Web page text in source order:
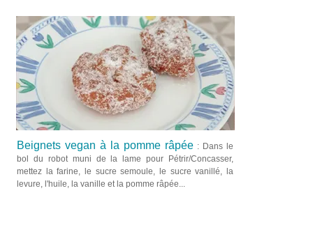
Beignets vegan à la pomme râpée : Dans le
bol du robot muni de la lame pour Pétrir/Concasser,
mettez la farine, le sucre semoule, le sucre vanillé, la
levure, l'huile, la vanille et la pomme râpée...